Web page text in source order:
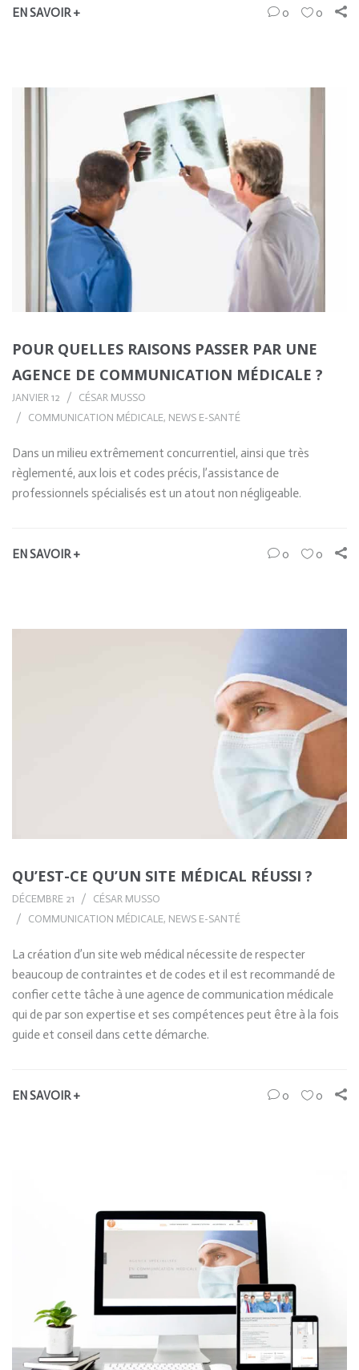
EN SAVOIR + 0 0
POUR QUELLES RAISONS PASSER PAR UNE
AGENCE DE COMMUNICATION MÉDICALE ?
JANVIER 12
CÉSAR MUSSO
COMMUNICATION MÉDICALE, NEWS E-SANTÉ
Dans un milieu extrêmement concurrentiel, ainsi que très
règlementé, aux lois et codes précis, l’assistance de
professionnels spécialisés est un atout non négligeable.
EN SAVOIR + 0 0
QU’EST-CE QU’UN SITE MÉDICAL RÉUSSI ?
DÉCEMBRE 21
CÉSAR MUSSO
COMMUNICATION MÉDICALE, NEWS E-SANTÉ
La création d’un site web médical nécessite de respecter
beaucoup de contraintes et de codes et il est recommandé de
confier cette tâche à une agence de communication médicale
qui de par son expertise et ses compétences peut être à la fois
guide et conseil dans cette démarche.
EN SAVOIR + 0 0